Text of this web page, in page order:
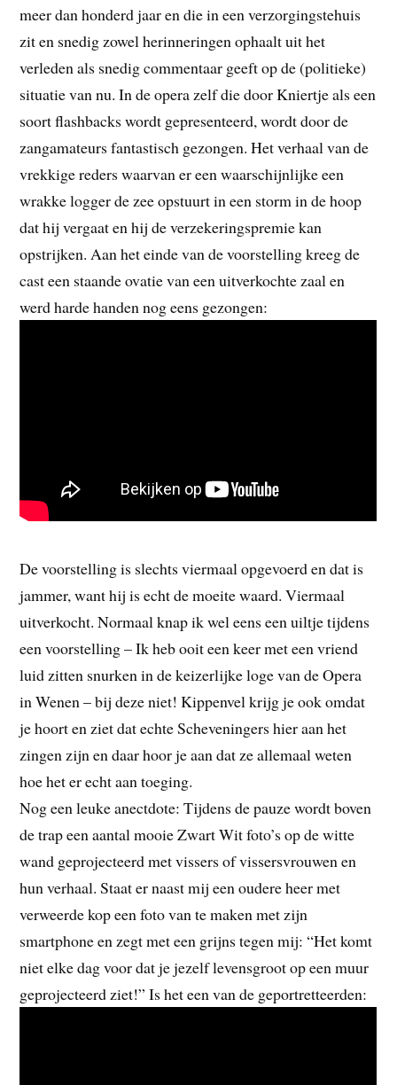
meer dan honderd jaar en die in een verzorgingstehuis
zit en snedig zowel herinneringen ophaalt uit het
verleden als snedig commentaar geeft op de (politieke)
situatie van nu. In de opera zelf die door Kniertje als een
soort flashbacks wordt gepresenteerd, wordt door de
zangamateurs fantastisch gezongen. Het verhaal van de
vrekkige reders waarvan er een waarschijnlijke een
wrakke logger de zee opstuurt in een storm in de hoop
dat hij vergaat en hij de verzekeringspremie kan
opstrijken. Aan het einde van de voorstelling kreeg de
cast een staande ovatie van een uitverkochte zaal en
werd harde handen nog eens gezongen:
De voorstelling is slechts viermaal opgevoerd en dat is
jammer, want hij is echt de moeite waard. Viermaal
uitverkocht. Normaal knap ik wel eens een uiltje tijdens
een voorstelling – Ik heb ooit een keer met een vriend
luid zitten snurken in de keizerlijke loge van de Opera
in Wenen – bij deze niet! Kippenvel krijg je ook omdat
je hoort en ziet dat echte Scheveningers hier aan het
zingen zijn en daar hoor je aan dat ze allemaal weten
hoe het er echt aan toeging.
Nog een leuke anectdote: Tijdens de pauze wordt boven
de trap een aantal mooie Zwart Wit foto’s op de witte
wand geprojecteerd met vissers of vissersvrouwen en
hun verhaal. Staat er naast mij een oudere heer met
verweerde kop een foto van te maken met zijn
smartphone en zegt met een grijns tegen mij: “Het komt
niet elke dag voor dat je jezelf levensgroot op een muur
geprojecteerd ziet!” Is het een van de geportretteerden: